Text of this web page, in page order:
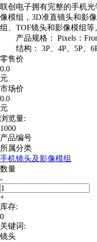
联创电子拥有完整的手机
像模组，3D准直镜头和影
组、TOF镜头和影像模组等
产品规格： Pixels：
结构： 3P、4P、5P、
零售价
0.0
元
市场价
0.0
元
浏览量:
1000
产品编号
所属分类
手机镜头及影像模组
数量
-
+
库存:
0
关键词:
镜头